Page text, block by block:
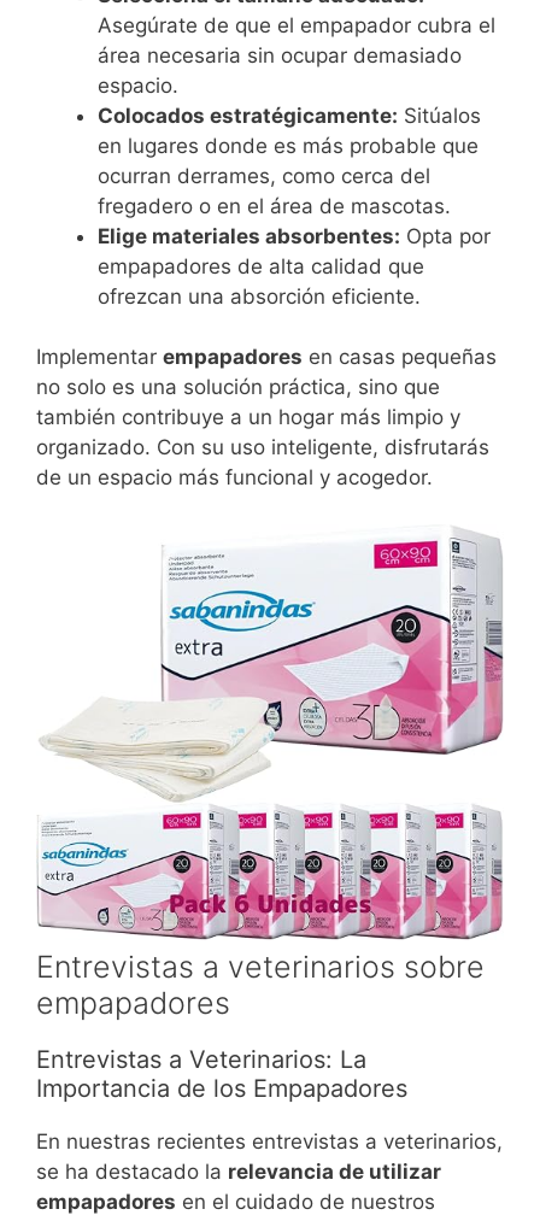
Asegúrate de que el empapador cubra el
área necesaria sin ocupar demasiado
espacio.
Colocados estratégicamente: Sitúalos
en lugares donde es más probable que
ocurran derrames, como cerca del
fregadero o en el área de mascotas.
Elige materiales absorbentes: Opta por
empapadores de alta calidad que
ofrezcan una absorción eficiente.
Implementar empapadores en casas pequeñas
no solo es una solución práctica, sino que
también contribuye a un hogar más limpio y
organizado. Con su uso inteligente, disfrutarás
de un espacio más funcional y acogedor.
Entrevistas a veterinarios sobre
empapadores
Entrevistas a Veterinarios: La
Importancia de los Empapadores
En nuestras recientes entrevistas a veterinarios,
se ha destacado la relevancia de utilizar
empapadores en el cuidado de nuestros